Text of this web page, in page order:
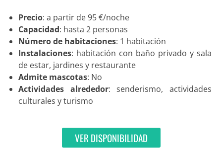
Precio: a partir de 95 €/noche
Capacidad: hasta 2 personas
Número de habitaciones: 1 habitación
Instalaciones: habitación con baño privado y sala
de estar, jardines y restaurante
Admite mascotas: No
Actividades alrededor: senderismo, actividades
culturales y turismo
VER DISPONIBILIDAD